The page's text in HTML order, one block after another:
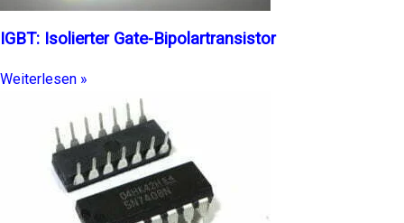
IGBT: Isolierter Gate-Bipolartransistor
Weiterlesen »